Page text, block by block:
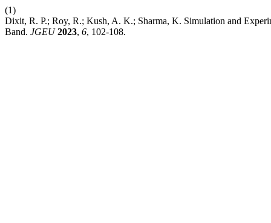
(1)
Dixit, R. P.; Roy, R.; Kush, A. K.; Sharma, K. Simulation and
Band. JGEU 2023, 6, 102-108.